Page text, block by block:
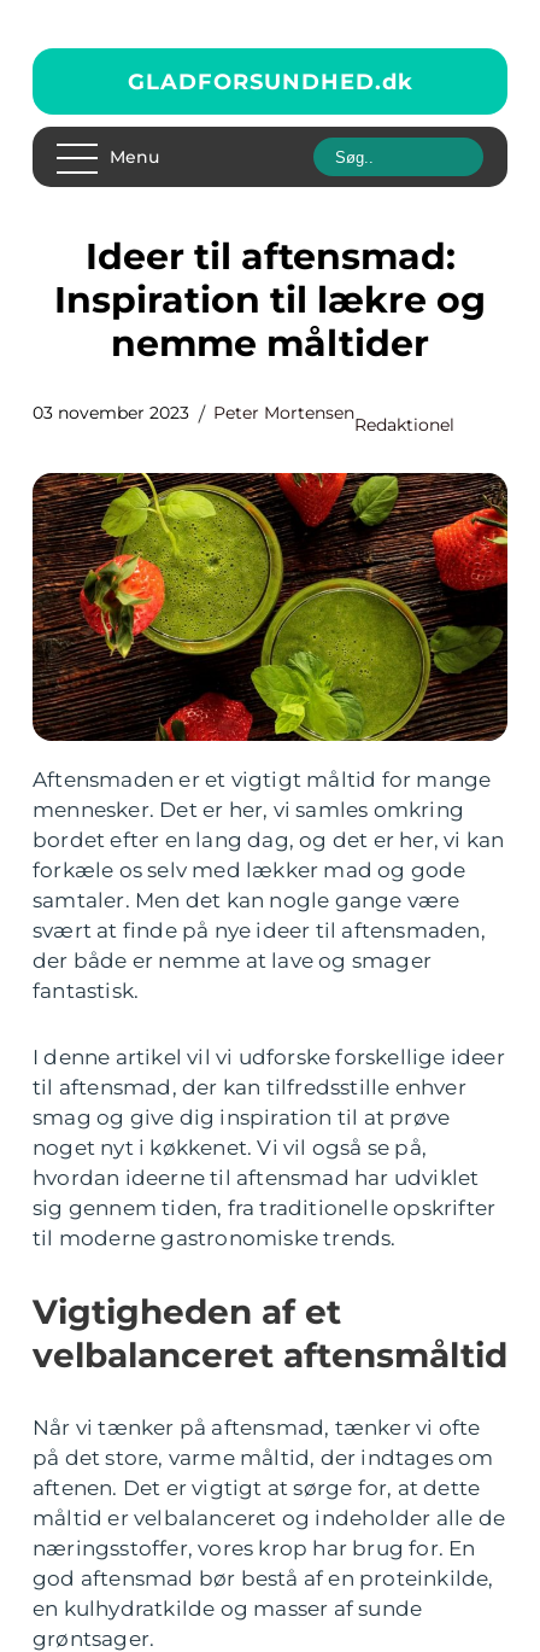
GLADFORSUNDHED.dk
Menu
Ideer til aftensmad:
Inspiration til lækre og
nemme måltider
03 november 2023 Peter Mortensen
Redaktionel
Aftensmaden er et vigtigt måltid for mange
mennesker. Det er her, vi samles omkring
bordet efter en lang dag, og det er her, vi kan
forkæle os selv med lækker mad og gode
samtaler. Men det kan nogle gange være
svært at finde på nye ideer til aftensmaden,
der både er nemme at lave og smager
fantastisk.
I denne artikel vil vi udforske forskellige ideer
til aftensmad, der kan tilfredsstille enhver
smag og give dig inspiration til at prøve
noget nyt i køkkenet. Vi vil også se på,
hvordan ideerne til aftensmad har udviklet
sig gennem tiden, fra traditionelle opskrifter
til moderne gastronomiske trends.
Vigtigheden af et
velbalanceret aftensmåltid
Når vi tænker på aftensmad, tænker vi ofte
på det store, varme måltid, der indtages om
aftenen. Det er vigtigt at sørge for, at dette
måltid er velbalanceret og indeholder alle de
næringsstoffer, vores krop har brug for. En
god aftensmad bør bestå af en proteinkilde,
en kulhydratkilde og masser af sunde
grøntsager.